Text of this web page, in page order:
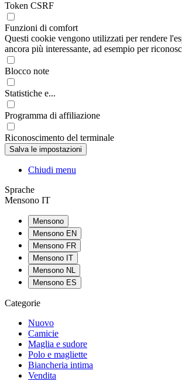
Token CSRF
Funzioni di comfort
Questi cookie vengono utilizzati per rendere
ancora più interessante, ad esempio per
Blocco note
Statistiche e...
Programma di affiliazione
Riconoscimento del terminale
Chiudi menu
Sprache
Mensono IT
Mensono
Mensono EN
Mensono FR
Mensono IT
Mensono NL
Mensono ES
Categorie
Nuovo
Camicie
Maglia e sudore
Polo e magliette
Biancheria intima
Vendita